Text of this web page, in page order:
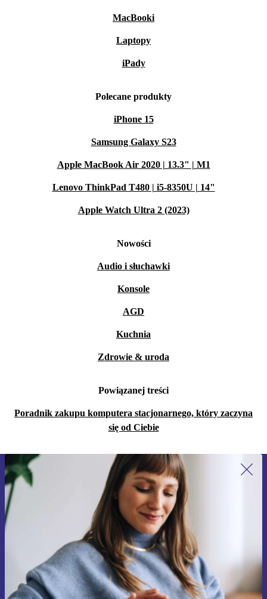
MacBooki
Laptopy
iPady
Polecane produkty
iPhone 15
Samsung Galaxy S23
Apple MacBook Air 2020 | 13.3" | M1
Lenovo ThinkPad T480 | i5-8350U | 14"
Apple Watch Ultra 2 (2023)
Nowości
Audio i słuchawki
Konsole
AGD
Kuchnia
Zdrowie & uroda
Powiązanej treści
Poradnik zakupu komputera stacjonarnego, który zaczyna
się od Ciebie
Zapisz się na nasz newsletter!
Nie przegap żadnej oferty.
Zarejestruj się
Informacje na temat używania danych osobowych znajdują się w